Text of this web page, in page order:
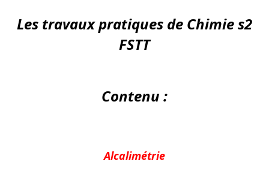
Les travaux pratiques de Chimie s2
FSTT
Contenu :
Alcalimétrie